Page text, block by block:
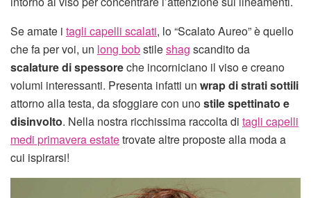
Se amate i tagli capelli scalati, lo “Scalato Aureo” è quello
che fa per voi, un long bobstileshag scandito da
scalature di spessoreche incorniciano il viso e creano
volumi interessanti. Presenta infatti un wrap di strati sottili
attorno alla testa, da sfoggiare con unostile spettinato e
disinvolto. Nella nostra ricchissima raccolta di tagli capelli
medi primavera estatetrovate altre proposte alla moda a
cui ispirarsi!